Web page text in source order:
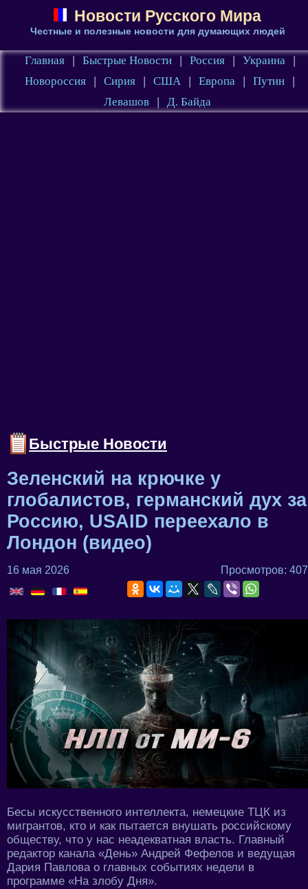
Новости Русского Мира
Честные и полезные новости для думающих людей
Главная | Быстрые Новости | Россия | Украина
|
Новороссия
| Сирия | США | Европа | Путин
|
Левашов
| Д. Байда
Быстрые Новости
Зеленский на крючке у
глобалистов, германский дух за
Россию, USAID переехало в
Лондон (видео)
16 мая 2026 Просмотров: 407
Бесы искусственного интеллекта, немецкие ТЦК из
мигрантов, кто и как пытается внушать российскому
обществу, что у нас неадекватная власть. Главный
редактор канала «День» Андрей Фефелов и ведущая
Дария Павлова о главных событиях недели в
программе «На злобу Дня».